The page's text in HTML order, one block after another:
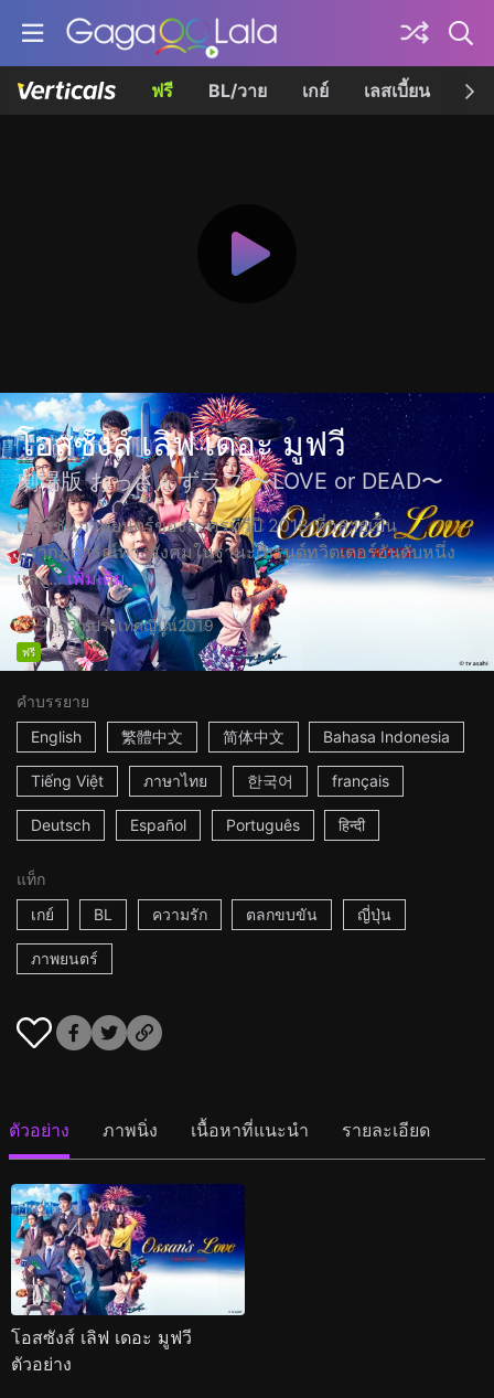
ฟรี BL/วาย เกย์ เลสเบี้ยน เค
โอสซังส์ เลิฟ เดอะ มูฟวี
劇場版 おっさんずラブ 〜LOVE or DEAD〜
เวอร์ชั่นภาพยนตร์ของละครทีวีปี 2018 ที่กลายเป็น
ปรากฏการณ์ทางสังคมในฐานะเทรนด์ทวิตเตอร์อันดับหนึ่ง
และ... เพิ่มเติม
1h53mประเทศญี่ปุ่น2019
ฟรี
คำบรรยาย
English
繁體中文 简体中文 Bahasa Indonesia
Tiếng Việt ภาษาไทย 한국어 français
Deutsch Español Português हिन्दी
แท็ก
เกย์
BL ความรัก ตลกขบขัน ญี่ปุ่น
ภาพยนตร์
ตัวอย่าง ภาพนิ่ง เนื้อหาที่แนะนำ รายละเอียด
โอสซังส์ เลิฟ เดอะ มูฟวี
ตัวอย่าง